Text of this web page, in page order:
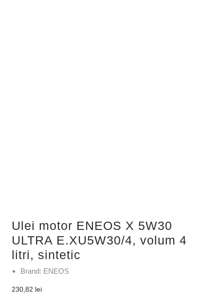
Ulei motor ENEOS X 5W30
ULTRA E.XU5W30/4, volum 4
litri, sintetic
Brand: ENEOS
230,82 lei